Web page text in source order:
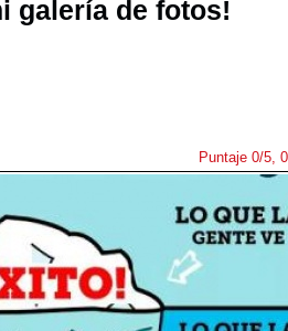
galería de fotos!
Puntaje 0/5,